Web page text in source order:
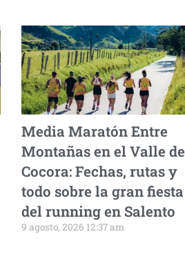
Media Maratón Entre
Montañas en el Valle de
Cocora: Fechas, rutas y
todo sobre la gran fiesta
del running en Salento
9 agosto, 2026 12:37 am